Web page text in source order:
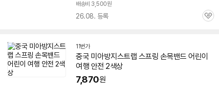
배송비 3,500원
26.08. 등록
관
11번가
중국 미아방지스트랩 스프링 손목밴드 어린이
여행 안전 2색상
7,870원